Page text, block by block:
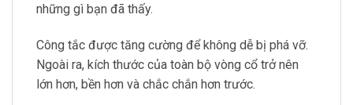
những gì bạn đã thấy.
Công tắc được tăng cường để không dễ bị phá vỡ.
Ngoài ra, kích thước của toàn bộ vòng cổ trở nên
lớn hơn, bền hơn và chắc chắn hơn trước.